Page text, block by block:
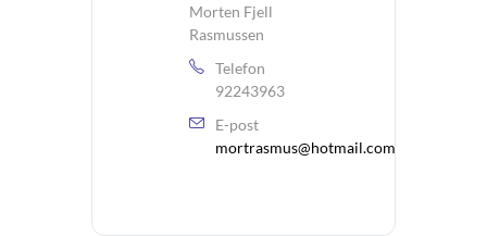
Morten Fjell
Rasmussen
Telefon
92243963
E-post
mortrasmus@hotmail.com